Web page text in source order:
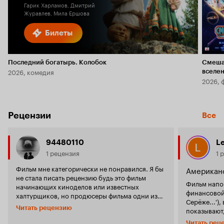
Билеты
Гарик Харламов, Дмитрий
Журавлев, Мила Ершова
Последний богатырь. Колобок
2026, комедия
2026,
Рецензии Все
94480110
1 рецензия
Фильм мне категорически не понравился. Я бы
не стала писать рецензию будь это фильм
начинающих киноделов или известных
халтурщиков, но продюсеры фильма одни из
лучших действующих сценаристов в стране, и
в экспертном совете Минкульта заседают, и в
Читать рецензию
1
Фильм
Серёже...'),
не платить